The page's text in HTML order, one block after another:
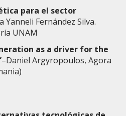
para el sector
Yanneli Fernández Silva.
UNAM
as a driver for the
–Daniel Argyropoulos, Agora